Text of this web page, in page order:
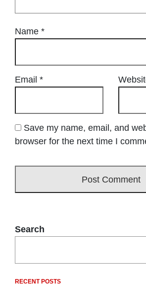
Name *
Email *
Save my name, email, and
browser for the next time I
Search
RECENT POSTS